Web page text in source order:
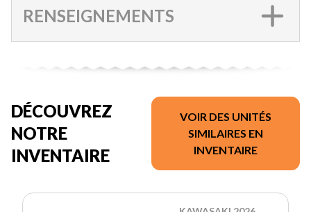
RENSEIGNEMENTS
DÉCOUVREZ
NOTRE
INVENTAIRE
VOIR DES UNITÉS
SIMILAIRES EN
INVENTAIRE